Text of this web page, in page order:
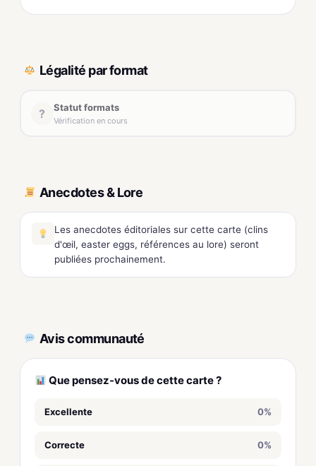
Légalité par format
? Statut formats
Vérification en cours
Anecdotes & Lore
Les anecdotes éditoriales sur cette carte (clins
d'œil, easter eggs, références au lore) seront
publiées prochainement.
Avis communauté
Que pensez-vous de cette carte ?
Excellente 0%
Correcte 0%